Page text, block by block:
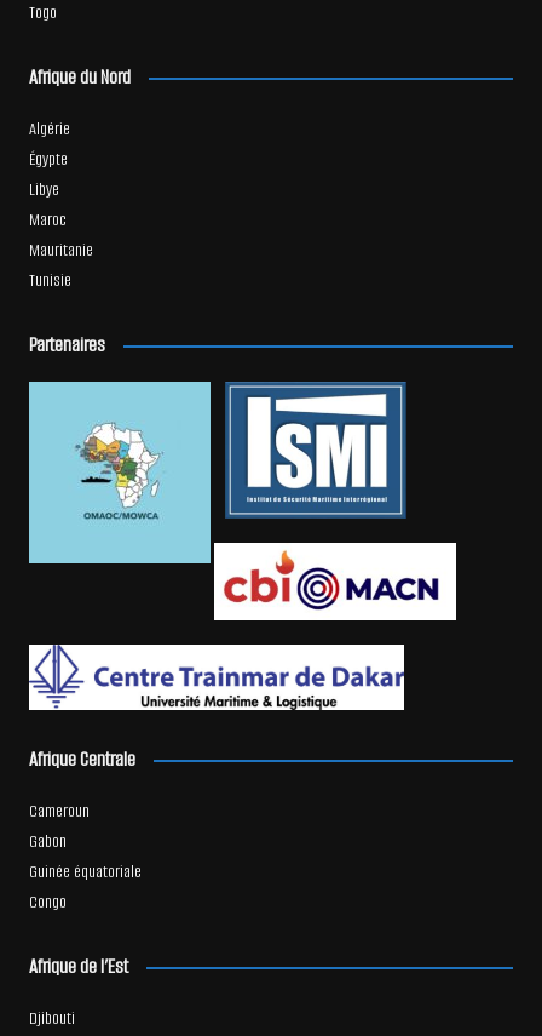
Togo
Afrique du Nord
Algérie
Égypte
Libye
Maroc
Mauritanie
Tunisie
Partenaires
Afrique Centrale
Cameroun
Gabon
Guinée équatoriale
Congo
Afrique de l’Est
Djibouti